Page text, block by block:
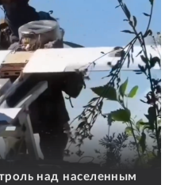
над населенным